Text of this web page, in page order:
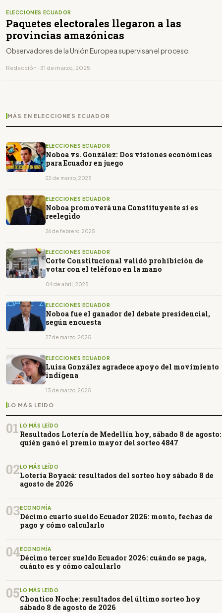
ELECCIONES ECUADOR
Paquetes electorales llegaron a las
provincias amazónicas
Observadores de la Unión Europea supervisan el proceso.
Redacción · 31 de marzo, 2025
MÁS EN ELECCIONES ECUADOR
ELECCIONES ECUADOR
Noboa vs. González: Dos visiones económicas
para Ecuador en juego
22 de marzo, 2025
ELECCIONES ECUADOR
Noboa promoverá una Constituyente si es
reelegido
26 de febrero, 2025
ELECCIONES ECUADOR
Corte Constitucional validó prohibición de
votar con el teléfono en la mano
04 de abril, 2025
ELECCIONES ECUADOR
Noboa fue el ganador del debate presidencial,
según encuesta
27 de marzo, 2025
ELECCIONES ECUADOR
Luisa González agradece apoyo del movimiento
indígena
13 de marzo, 2025
LO MÁS LEÍDO
01 LO MÁS LEÍDO
Resultados Lotería de Medellín hoy, sábado 8 de agosto:
quién ganó el premio mayor del sorteo 4847
02LO MÁS LEÍDO
Lotería Boyacá: resultados del sorteo hoy sábado 8 de
agosto de 2026
03ECONOMÍA
Décimo cuarto sueldo Ecuador 2026: monto, fechas de
pago y cómo calcularlo
04ECONOMÍA
Décimo tercer sueldo Ecuador 2026: cuándo se paga,
cuánto es y cómo calcularlo
05LO MÁS LEÍDO
Chontico Noche: resultados del último sorteo hoy
sábado 8 de agosto de 2026